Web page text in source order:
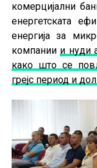
комерцијални
енергетската
енергија за
компании и нуди
како што се
грејс период и